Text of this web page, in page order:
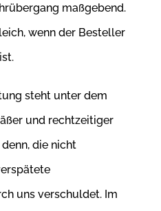
maßgebend.
wenn der Besteller
steht unter dem
und rechtzeitiger
die nicht
uns verschuldet. Im